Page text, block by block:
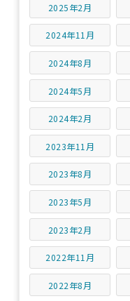
2025年2月
2024年11月
2024年8月
2024年5月
2024年2月
2023年11月
2023年8月
2023年5月
2023年2月
2022年11月
2022年8月